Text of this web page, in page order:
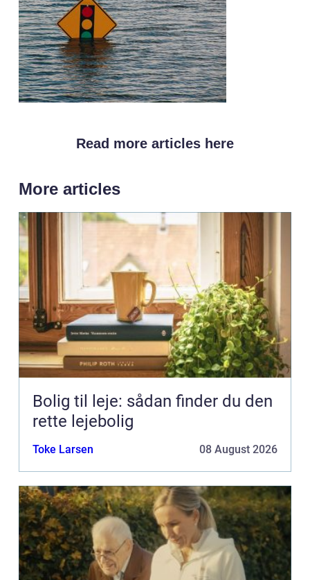
Read more articles here
More articles
Bolig til leje: sådan finder du den
rette lejebolig
Toke Larsen 08 August 2026